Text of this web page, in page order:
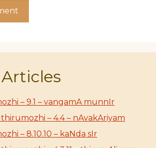
– 9.1 – vangamA munnIr
– 4.4 – nAvakAriyam
– 8.10.10 – kaNda sIr